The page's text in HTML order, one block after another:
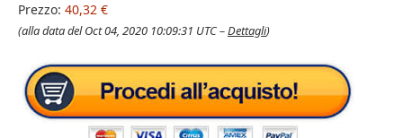
Prezzo: 40,32 €
(alla data del Oct 04, 2020 10:09:31 UTC –Dettagli)